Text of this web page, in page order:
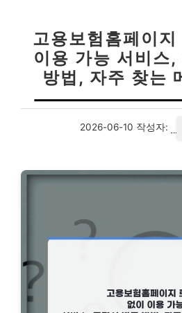
고용보험홈페이지
이용 가능 서비스
방법, 자주 찾는
2026-06-10 작성자: